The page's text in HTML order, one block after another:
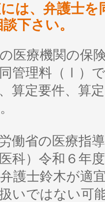
は、弁護士
下さい。
医療機関の保
管理料（Ⅰ）
算定要件、算
働省の医療指
科）令和６年
護士鈴木が適
いではない可